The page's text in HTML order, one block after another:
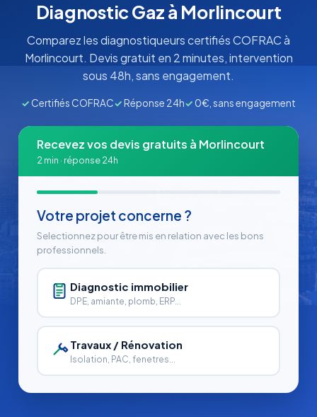
Diagnostic Gaz à Morlincourt
Comparez les diagnostiqueurs certifiés COFRAC à
Morlincourt. Devis gratuit en 2 minutes, intervention
sous 48h, sans engagement.
✓ Certifiés COFRAC✓Réponse 24h✓ 0€, sans engagement
Recevez vos devis gratuits à Morlincourt
2 min · réponse 24h
Votre projet concerne ?
Selectionnez pour être mis en relation avec les bons
professionnels.
Diagnostic immobilier
DPE, amiante, plomb, ERP...
Travaux / Rénovation
Isolation, PAC, fenetres...